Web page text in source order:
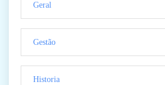
Geral
Gestão
Historia